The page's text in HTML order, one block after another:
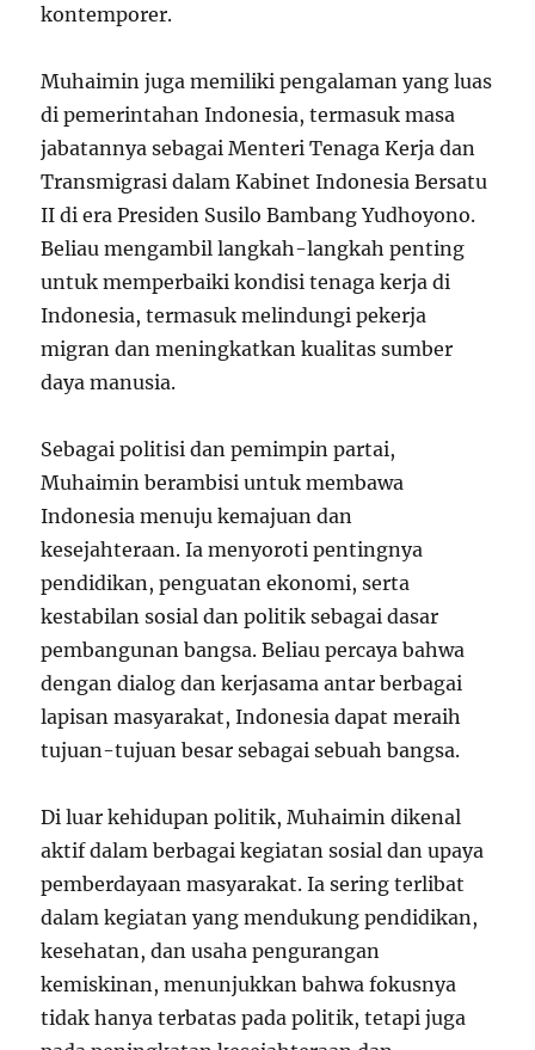
kontemporer.
Muhaimin juga memiliki pengalaman yang luas
di pemerintahan Indonesia, termasuk masa
jabatannya sebagai Menteri Tenaga Kerja dan
Transmigrasi dalam Kabinet Indonesia Bersatu
II di era Presiden Susilo Bambang Yudhoyono.
Beliau mengambil langkah-langkah penting
untuk memperbaiki kondisi tenaga kerja di
Indonesia, termasuk melindungi pekerja
migran dan meningkatkan kualitas sumber
daya manusia.
Sebagai politisi dan pemimpin partai,
Muhaimin berambisi untuk membawa
Indonesia menuju kemajuan dan
kesejahteraan. Ia menyoroti pentingnya
pendidikan, penguatan ekonomi, serta
kestabilan sosial dan politik sebagai dasar
pembangunan bangsa. Beliau percaya bahwa
dengan dialog dan kerjasama antar berbagai
lapisan masyarakat, Indonesia dapat meraih
tujuan-tujuan besar sebagai sebuah bangsa.
Di luar kehidupan politik, Muhaimin dikenal
aktif dalam berbagai kegiatan sosial dan upaya
pemberdayaan masyarakat. Ia sering terlibat
dalam kegiatan yang mendukung pendidikan,
kesehatan, dan usaha pengurangan
kemiskinan, menunjukkan bahwa fokusnya
tidak hanya terbatas pada politik, tetapi juga